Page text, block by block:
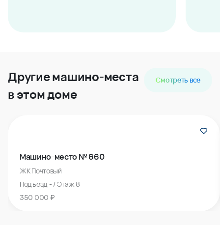
Другие машино-места
в этом доме
Смотреть все
Машино-место № 660
ЖК Почтовый
Подъезд - / Этаж 8
350 000 ₽